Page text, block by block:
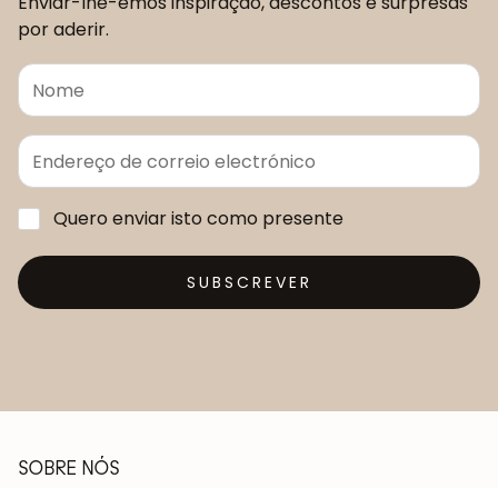
por aderir.
Quero enviar isto como presente
SUBSCREVER
SOBRE NÓS